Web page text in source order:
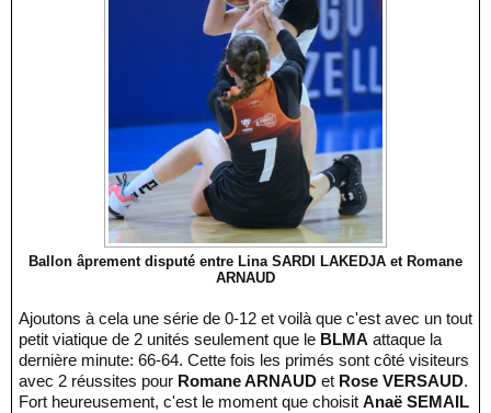
Ballon âprement disputé entre Lina SARDI LAKEDJA et Romane
ARNAUD
Ajoutons à cela une série de 0-12 et voilà que c'est avec un tout
petit viatique de 2 unités seulement que le BLMA attaque la
dernière minute: 66-64. Cette fois les primés sont côté visiteurs
avec 2 réussites pour Romane ARNAUD et Rose VERSAUD.
Fort heureusement, c'est le moment que choisit Anaë SEMAIL